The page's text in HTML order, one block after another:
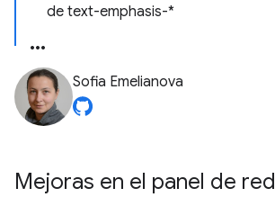
de text-emphasis-*
Sofia Emelianova
Mejoras en el panel de red